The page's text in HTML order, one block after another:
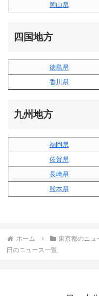
岡山県
四国地方
徳島県
香川県
九州地方
福岡県
佐賀県
長崎県
熊本県
ホーム 東京都のニュ
日のニュース一覧